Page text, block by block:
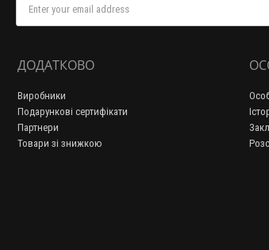
ДОДАТКОВО
Виробники
Подарункові сертифікати
Партнери
Товари зі знижкою